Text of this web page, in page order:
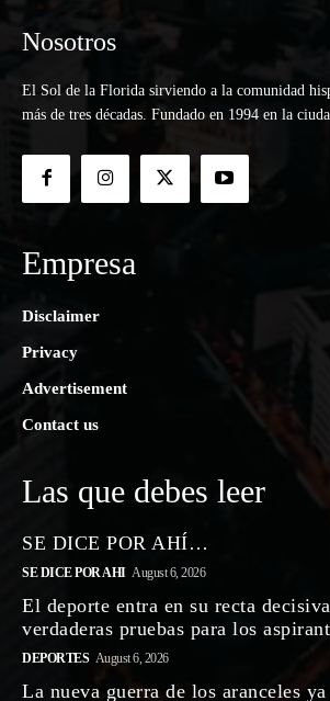
Nosotros
El Sol de la Florida sirviendo a la comunidad
más de tres décadas. Fundado en 1994 en la
Empresa
Disclaimer
Privacy
Advertisement
Contact us
Las que debes leer
SE DICE POR AHÍ…
SE DICE POR AHI August 6, 2026
El deporte entra en su recta
verdaderas pruebas para los
DEPORTES August 6, 2026
La nueva guerra de los aranceles